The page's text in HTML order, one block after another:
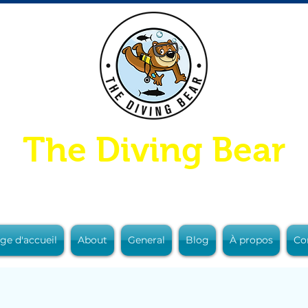
The Diving Bear
d'accueil About General Blog À propos